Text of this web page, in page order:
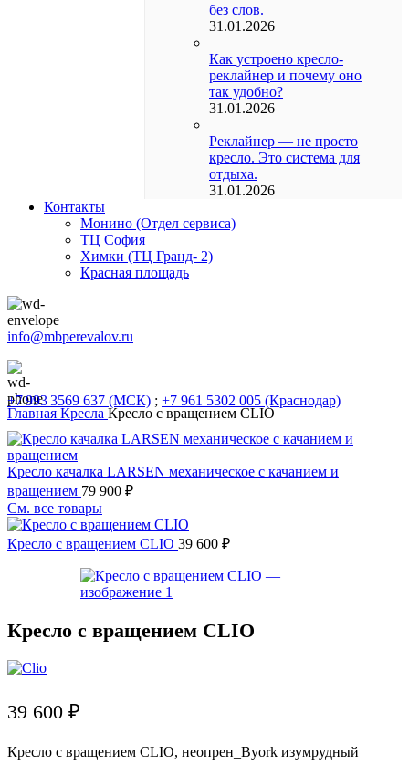
без слов.
31.01.2026
Как устроено кресло-
реклайнер и почему оно
так удобно?
31.01.2026
Реклайнер — не просто
кресло. Это система для
отдыха.
31.01.2026
Контакты
Монино (Отдел сервиса)
ТЦ София
Химки (ТЦ Гранд- 2)
Красная площадь
info@mbperevalov.ru
+7 993 3569 637 (МСК) ; +7 961 5302 005 (Краснодар)
Главная Кресла Кресло с вращением CLIO
Кресло качалка LARSEN механическое с качанием и
вращением 79 900 ₽
См. все товары
Кресло с вращением CLIO 39 600 ₽
Кресло с вращением CLIO
39 600 ₽
Кресло с вращением CLIO, неопрен_Byork изумрудный